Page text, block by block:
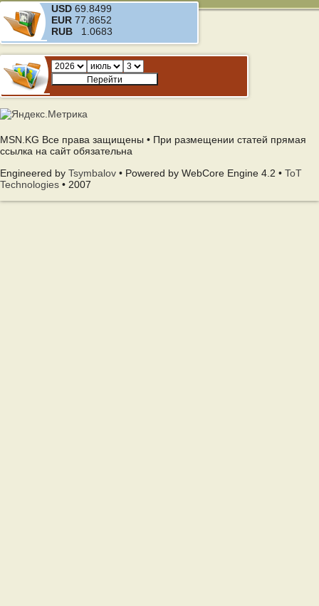
USD 69.8499
EUR 77.8652
RUB 1.0683
MSN.KG Все права защищены • При размещении статей прямая
ссылка на сайт обязательна
Engineered by Tsymbalov • Powered by WebCore Engine 4.2 • ToT
Technologies • 2007